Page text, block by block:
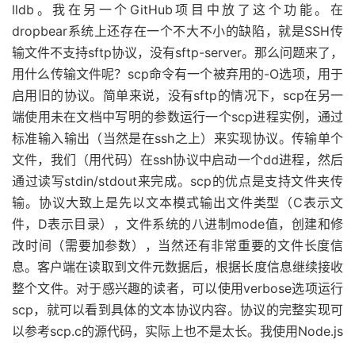
lldb。我在另一个GitHub项目中放了这个功能。在
dropbear系统上还存在一个不大不小的缺陷，就是SSH传
输文件不支持sftp协议，没有sftp-server。那么问题来了，
用什么传输文件呢？scp命令有一个被弃用的-O选项，用于
启用旧的协议。简单来说，没有sftp的情况下，scp在另一
端使用未在文档中写明的参数运行一个scp进程实例，通过
标准输入输出（当然是在ssh之上）来实现协议。传输单个
文件，我们（用代码）在ssh协议中启动一个dd进程，然后
通过读写stdin/stdout来完成。scp的优点是支持文件夹传
输。协议大致上是先以文本模式输出文件类型（C表示文
件，D表示目录），文件系统的八进制mode值，创建和修
改时间（需要加参数），当然还有非常重要的文件长度信
息。客户端在读取到文件元数据后，根据长度信息继续接收
整个文件。对于感兴趣的读者，可以使用verbose选项运行
scp，就可以看到具体的文本协议内容。协议的完整实现可
以参考scp.c的源代码，实际上也不是太长。我使用Node.js